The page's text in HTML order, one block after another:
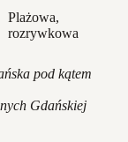
Plażowa,
rozrywkowa
pod kątem
Gdańskiej